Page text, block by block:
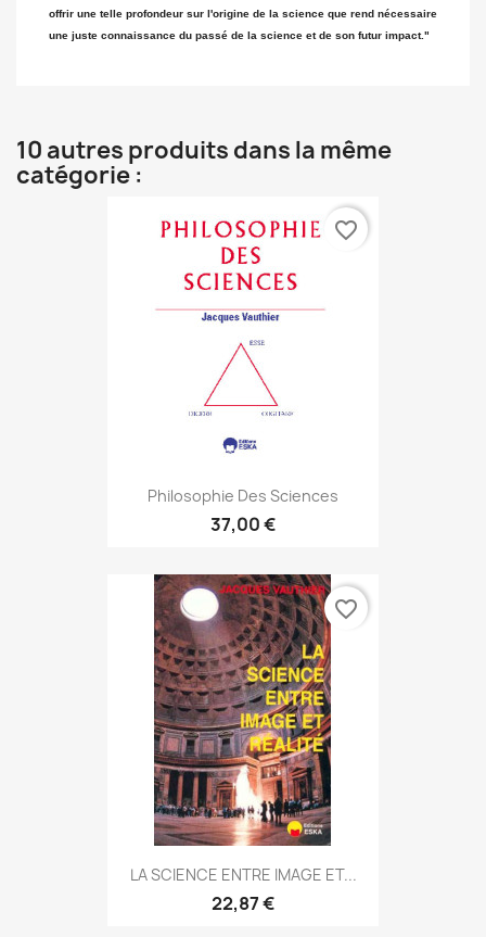
offrir une telle profondeur sur l'origine de la science que rend nécessaire
une juste connaissance du passé de la science et de son futur impact."
10 autres produits dans la même
catégorie :
Philosophie Des Sciences
37,00 €
favorite_border
LA SCIENCE ENTRE IMAGE ET...
22,87 €
favorite_border